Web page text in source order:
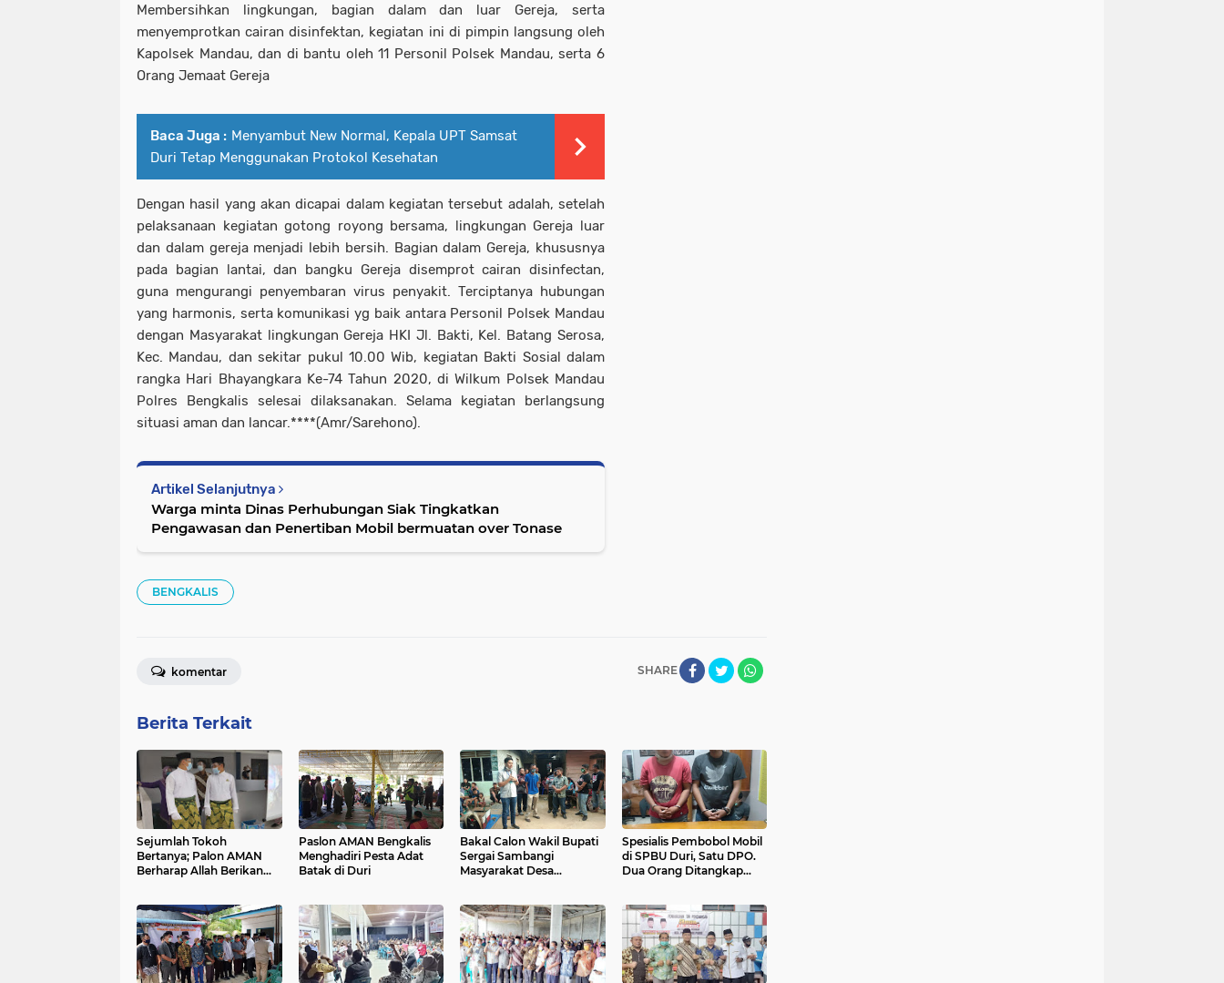
Membersihkan lingkungan, bagian dalam dan luar Gereja, serta
menyemprotkan cairan disinfektan, kegiatan ini di pimpin langsung oleh
Kapolsek Mandau, dan di bantu oleh 11 Personil Polsek Mandau, serta 6
Orang Jemaat Gereja
Baca Juga : Menyambut New Normal, Kepala UPT Samsat
Duri Tetap Menggunakan Protokol Kesehatan
Dengan hasil yang akan dicapai dalam kegiatan tersebut adalah, setelah
pelaksanaan kegiatan gotong royong bersama, lingkungan Gereja luar
dan dalam gereja menjadi lebih bersih. Bagian dalam Gereja, khususnya
pada bagian lantai, dan bangku Gereja disemprot cairan disinfectan,
guna mengurangi penyembaran virus penyakit. Terciptanya hubungan
yang harmonis, serta komunikasi yg baik antara Personil Polsek Mandau
dengan Masyarakat lingkungan Gereja HKI Jl. Bakti, Kel. Batang Serosa,
Kec. Mandau, dan sekitar pukul 10.00 Wib, kegiatan Bakti Sosial dalam
rangka Hari Bhayangkara Ke-74 Tahun 2020, di Wilkum Polsek Mandau
Polres Bengkalis selesai dilaksanakan. Selama kegiatan berlangsung
situasi aman dan lancar.****(Amr/Sarehono).
Artikel Selanjutnya
Warga minta Dinas Perhubungan Siak Tingkatkan
Pengawasan dan Penertiban Mobil bermuatan over Tonase
BENGKALIS
SHARE
komentar
Berita Terkait
Sejumlah Tokoh
Bertanya; Palon AMAN
Berharap Allah Berikan
Paslon AMAN Bengkalis
Menghadiri Pesta Adat
Batak di Duri
Bakal Calon Wakil Bupati
Sergai Sambangi
Masyarakat Desa
Spesialis Pembobol Mobil
di SPBU Duri, Satu DPO.
Dua Orang Ditangkap